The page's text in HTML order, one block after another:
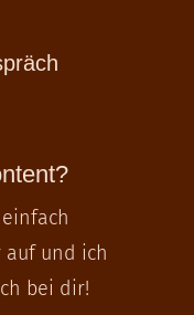
und ich
bei dir!